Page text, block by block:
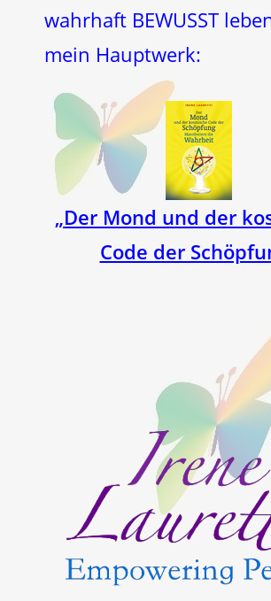
wahrhaft BEWUSST
mein Hauptwerk:
„Der Mond und der
Code der